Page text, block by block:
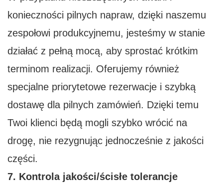
konieczności pilnych napraw, dzięki naszemu
zespołowi produkcyjnemu, jesteśmy w stanie
działać z pełną mocą, aby sprostać krótkim
terminom realizacji. Oferujemy również
specjalne priorytetowe rezerwacje i szybką
dostawę dla pilnych zamówień. Dzięki temu
Twoi klienci będą mogli szybko wrócić na
drogę, nie rezygnując jednocześnie z jakości
części.
7. Kontrola jakości/ścisłe tolerancje